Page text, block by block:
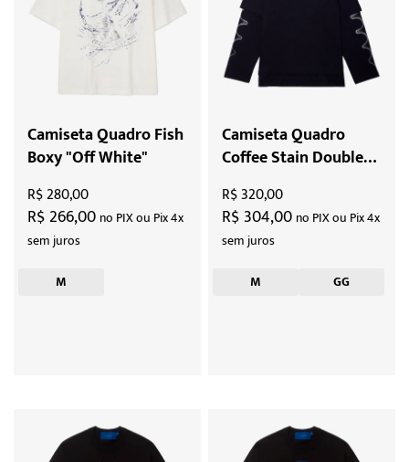
Camiseta Quadro Fish
Boxy "Off White"
R$ 266,00 no PIX ou Pix 4x
sem juros
R$ 280,00
M
Camiseta Quadro
Coffee Stain Double
R$ 304,00 no PIX ou Pix 4x
sem juros
R$ 320,00
M GG